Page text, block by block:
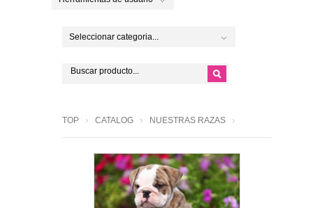
Seleccionar categoria...
TOP CATALOG NUESTRAS RAZAS